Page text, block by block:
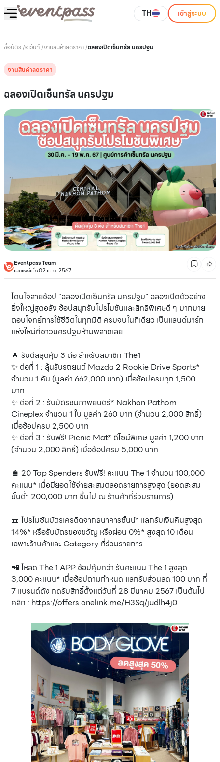
TH เข้าสู่ระบบ
ซื้อบัตร /อีเว้นท์/งานสินค้าลดราคา/ฉลองเปิดเซ็นทรัล นครปฐม
งานสินค้าลดราคา
ฉลองเปิดเซ็นทรัล นครปฐม
Eventpass Team
เผยแพร่เมื่อ 02 เม.ย. 2567
โดนใจสายช้อป “ฉลองเปิดเซ็นทรัล นครปฐม” ฉลองเปิดตัวอย่าง
ยิ่งใหญ่สุดอลัง ช้อปสนุกรับโปรโมชันและสิทธิพิเศษดี ๆ มากมาย
ตอบโจทย์การใช้ชีวิตในทุกมิติ ครบจบในที่เดียว เป็นแลนด์มาร์ก
แห่งใหม่ที่ชาวนครปฐมห้ามพลาดเลย
🌟 รับดีลสุดคุ้ม 3 ต่อ สำหรับสมาชิก The1
✨ ต่อที่ 1 : ลุ้นรับรถยนต์ Mazda 2 Rookie Drive Sports*
จำนวน 1 คัน (มูลค่า 662,000 บาท) เมื่อช้อปครบทุก 1,500
บาท
✨ ต่อที่ 2 : รับบัตรชมภาพยนตร์* Nakhon Pathom
Cineplex จำนวน 1 ใบ มูลค่า 260 บาท (จำนวน 2,000 สิทธิ์)
เมื่อช้อปครบ 2,500 บาท
✨ ต่อที่ 3 : รับฟรี! Picnic Mat* ดีไซน์พิเศษ มูลค่า 1,200 บาท
(จำนวน 2,000 สิทธิ์) เมื่อช้อปครบ 5,000 บาท
🛍 20 Top Spenders รับฟรี! คะแนน The 1 จำนวน 100,000
คะแนน* เมื่อมียอดใช้จ่ายสะสมตลอดรายการสูงสุด (ยอดสะสม
ขั้นต่ำ 200,000 บาท ขึ้นไป ณ ร้านค้าที่ร่วมรายการ)
🎫 โปรโมชันบัตรเครดิตจากธนาคารชั้นนำ แลกรับเงินคืนสูงสุด
14%* หรือรับบัตรของขวัญ หรือผ่อน 0%* สูงสุด 10 เดือน
เฉพาะร้านค้าและ Category ที่ร่วมรายการ
📲 โหลด The 1 APP ช้อปคุ้มกว่า รับคะแนน The 1 สูงสุด
3,000 คะแนน* เมื่อช้อปตามกำหนด แลกรับส่วนลด 100 บาท ที่
7 แบรนด์ดัง กดรับสิทธิ์ตั้งแต่วันที่ 28 มีนาคม 2567 เป็นต้นไป
คลิก : https://offers.onelink.me/H3Sq/judlh4j0